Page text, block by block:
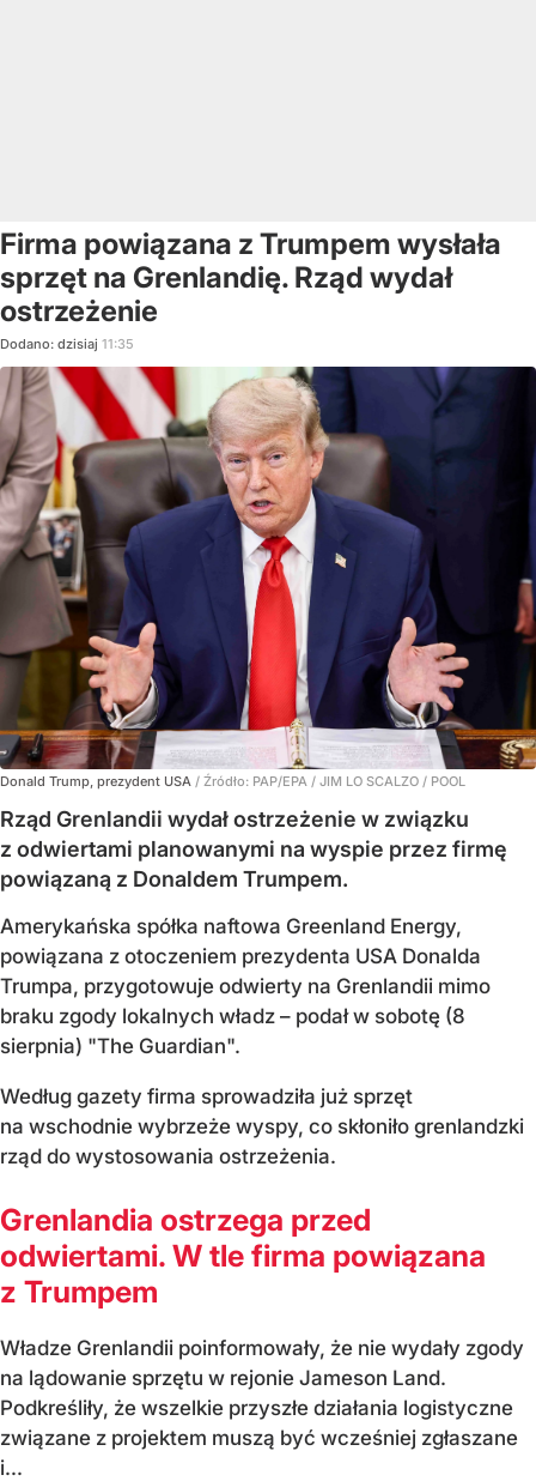
Firma powiązana z Trumpem wysłała
sprzęt na Grenlandię. Rząd wydał
ostrzeżenie
Dodano: dzisiaj 11:35
Donald Trump, prezydent USA / Źródło: PAP/EPA / JIM LO SCALZO / POOL
Rząd Grenlandii wydał ostrzeżenie w związku
z odwiertami planowanymi na wyspie przez firmę
powiązaną z Donaldem Trumpem.
Amerykańska spółka naftowa Greenland Energy,
powiązana z otoczeniem prezydenta USA Donalda
Trumpa, przygotowuje odwierty na Grenlandii mimo
braku zgody lokalnych władz – podał w sobotę (8
sierpnia) "The Guardian".
Według gazety firma sprowadziła już sprzęt
na wschodnie wybrzeże wyspy, co skłoniło grenlandzki
rząd do wystosowania ostrzeżenia.
Grenlandia ostrzega przed
odwiertami. W tle firma powiązana
z Trumpem
Władze Grenlandii poinformowały, że nie wydały zgody
na lądowanie sprzętu w rejonie Jameson Land.
Podkreśliły, że wszelkie przyszłe działania logistyczne
związane z projektem muszą być wcześniej zgłaszane
i...